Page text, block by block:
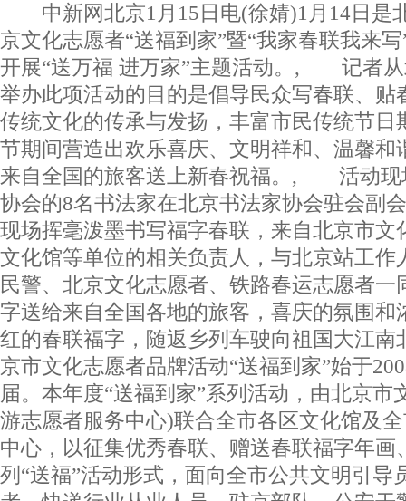
中新网北京1月15日电(徐婧)1月14日是
京文化志愿者“送福到家”暨“我家春联我来
开展“送万福 进万家”主题活动。, 记者从
举办此项活动的目的是倡导民众写春联、贴
传统文化的传承与发扬，丰富市民传统节日
节期间营造出欢乐喜庆、文明祥和、温馨和
来自全国的旅客送上新春祝福。, 活动现
协会的8名书法家在北京书法家协会驻会副
现场挥毫泼墨书写福字春联，来自北京市文
文化馆等单位的相关负责人，与北京站工作
民警、北京文化志愿者、铁路春运志愿者一
字送给来自全国各地的旅客，喜庆的氛围和
红的春联福字，随返乡列车驶向祖国大
京市文化志愿者品牌活动“送福到家”始于
届。本年度“送福到家”系列活动，由北京市
游志愿者服务中心)联合全市各区文化馆及
中心，以征集优秀春联、赠送春联福字年画
列“送福”活动形式，面向全市公共文明引导